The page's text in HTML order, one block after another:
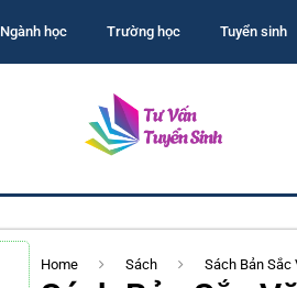
Ngành học Trường học Tuyển sinh
Home Sách Sách Bản Sắc